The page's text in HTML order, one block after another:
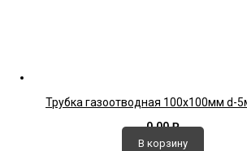
Трубка газоотводная 100х100мм d-
0,00₽
В корзину